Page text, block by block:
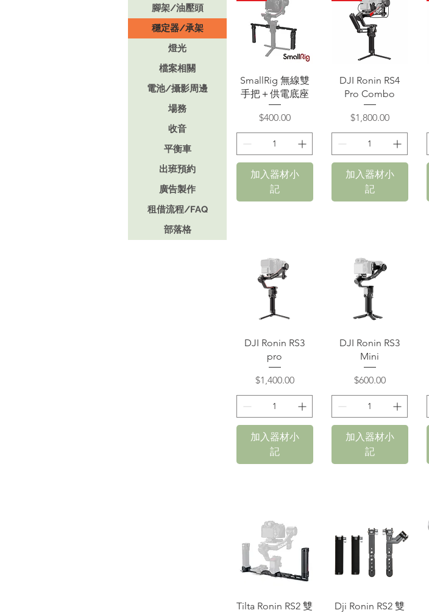
快速瀏覽
SmallRig 無線雙
手把＋供電底座
價格
$400.00
加入器材小
記
快速瀏覽
DJI Ronin RS4
Pro Combo
價格
$1,800.00
加入器材小
記
快速瀏覽
DJI Ronin RS3
pro
價格
$1,400.00
加入器材小
記
快速瀏覽
DJI Ronin RS3
Mini
價格
$600.00
加入器材小
記
快速瀏覽
Tilta Ronin RS2 雙
快速瀏覽
Dji Ronin RS2 雙
腳架/油壓頭
穩定器/承架
燈光
檔案相關
電池/攝影周邊
場務
收音
平衡車
出班預約
廣告製作
租借流程/FAQ
部落格